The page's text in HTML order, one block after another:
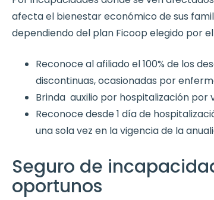
afecta el bienestar económico de sus
dependiendo del plan Ficoop elegido por
Reconoce al afiliado el 100% de los
discontinuas, ocasionadas por
Brinda auxilio por hospitalización por
Reconoce desde 1 día de
una sola vez en la vigencia de la
Seguro de
oportunos